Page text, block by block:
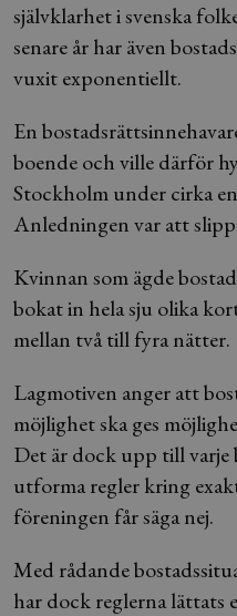
självklarhet i svenska
senare år har även
vuxit exponentiellt.
En
boende och ville därför
Stockholm under cirka
Anledningen var att
Kvinnan som ägde
bokat in hela sju olika
mellan två till fyra nätter.
Lagmotiven anger att
möjlighet ska ges
Det är dock upp till
utforma regler kring
föreningen får säga nej.
Med rådande
har dock reglerna lättats